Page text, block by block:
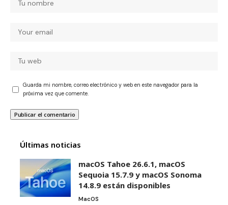
Guarda mi nombre, correo electrónico y web en este navegador para la
próxima vez que comente.
Últimas noticias
macOS Tahoe 26.6.1, macOS
Sequoia 15.7.9 y macOS Sonoma
14.8.9 están disponibles
MacOS